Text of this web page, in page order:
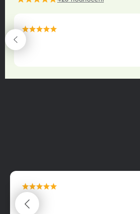
maximální spokojenost
22.06.2025
maximální spokojenost
22.06.2025